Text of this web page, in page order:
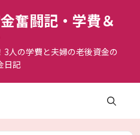
奮闘記・学費＆
3人の学費と夫婦の老後資金の
日記